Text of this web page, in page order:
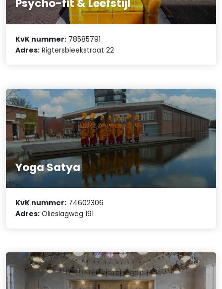
Psycho-fit & Leefstijl
KvK nummer: 78585791
Adres: Rigtersbleekstraat 22
Yoga Satya
KvK nummer: 74602306
Adres: Olieslagweg 191